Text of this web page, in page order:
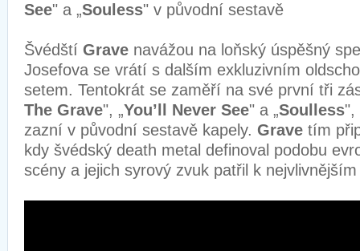
See" a „Souless" v původní sestavě
Švédští Grave navážou na loňský úspěšný
Josefova se vrátí s dalším exkluzivním
setem. Tentokrát se zaměří na své první tři
The Grave", „You’ll Never See" a „Soulless",
zazní v původní sestavě kapely. Grave tím
kdy švédský death metal definoval podobu
scény a jejich syrový zvuk patřil k